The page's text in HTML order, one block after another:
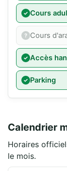
Cours
Cours
Accès
Parking
Calendrier
Horaires
le mois.